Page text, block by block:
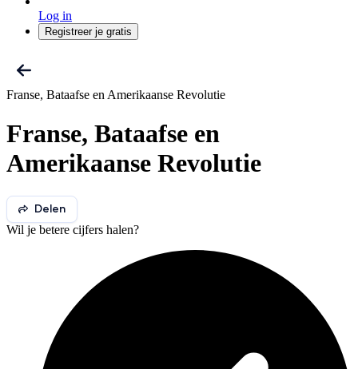
Log in
Registreer je gratis
Franse, Bataafse en Amerikaanse Revolutie
Franse, Bataafse en
Amerikaanse Revolutie
Delen
Wil je betere cijfers halen?